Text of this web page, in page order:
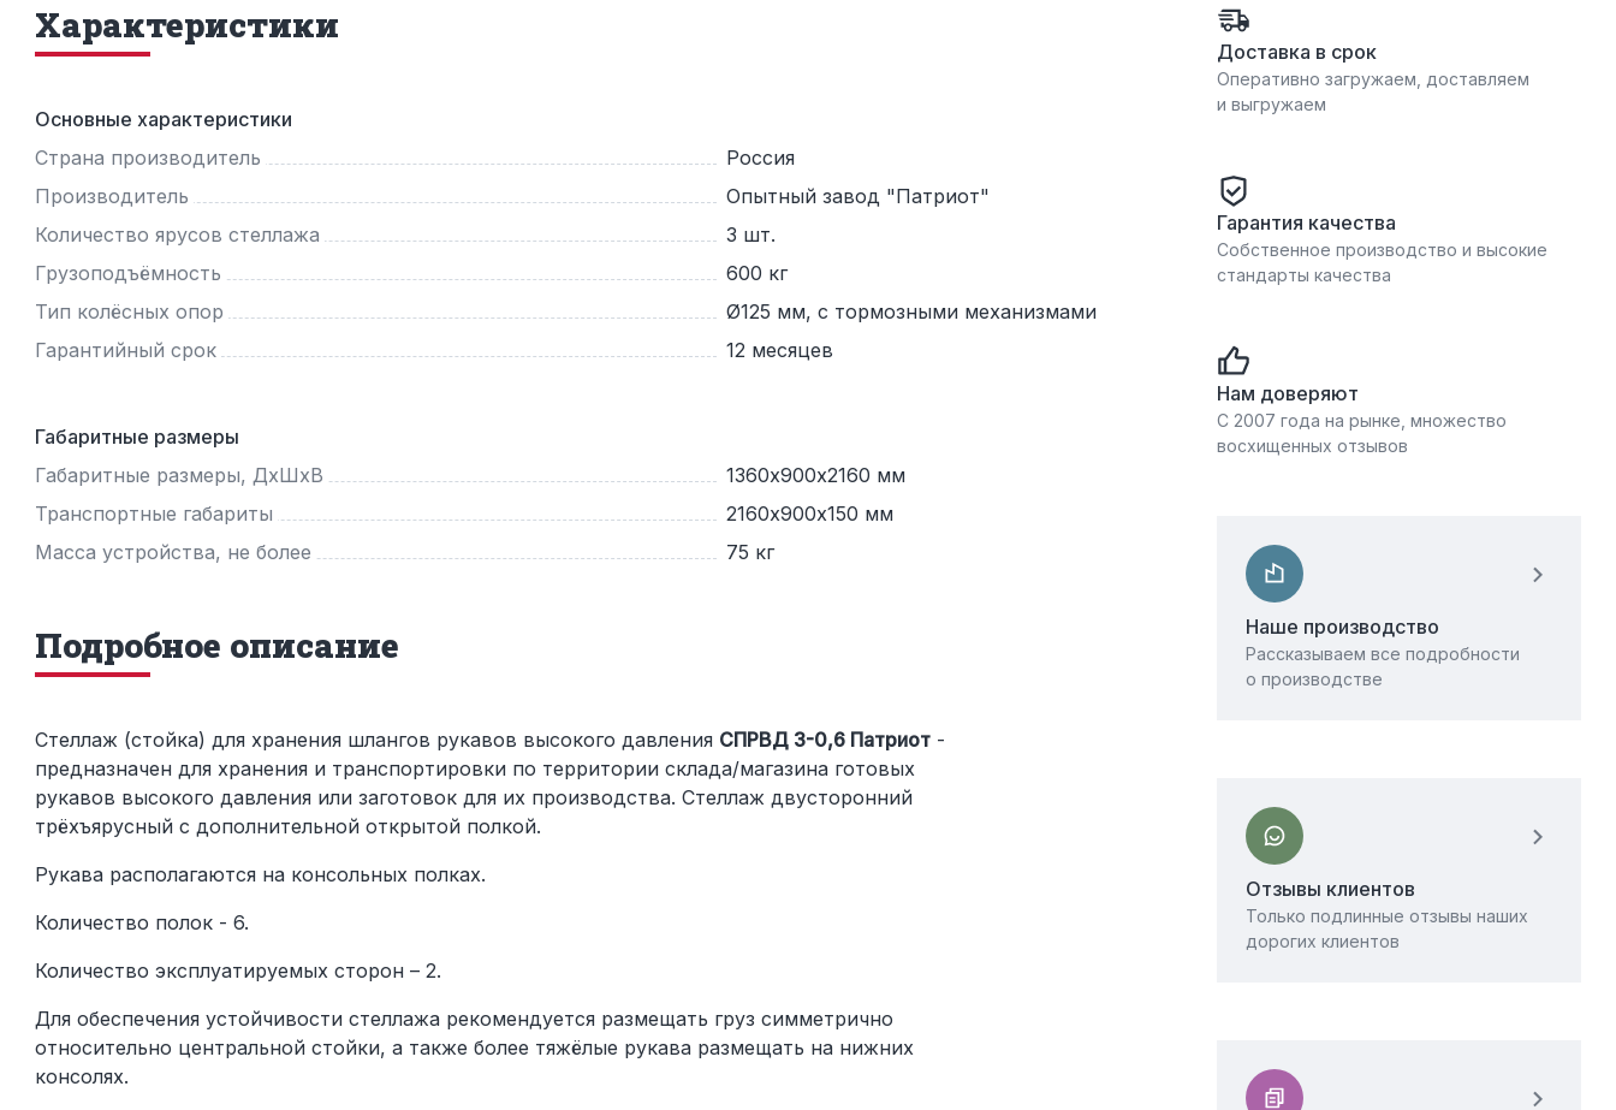
Характеристики
Основные характеристики
Страна производитель
Россия
Производитель
Опытный завод "Патриот"
Количество ярусов стеллажа
3 шт.
Грузоподъёмность
600 кг
Тип колёсных опор
Ø125 мм, с тормозными механизмами
Гарантийный срок
12 месяцев
Габаритные размеры
Габаритные размеры, ДхШхВ
1360х900х2160 мм
Транспортные габариты
2160х900х150 мм
Масса устройства, не более
75 кг
Подробное описание
Стеллаж (стойка) для хранения шлангов рукавов высокого давления СПРВД 3-0,6 Патриот -
предназначен для хранения и транспортировки по территории склада/магазина готовых
рукавов высокого давления или заготовок для их производства. Стеллаж двусторонний
трёхъярусный с дополнительной открытой полкой.
Рукава располагаются на консольных полках.
Количество полок - 6.
Количество эксплуатируемых сторон – 2.
Для обеспечения устойчивости стеллажа рекомендуется размещать груз симметрично
относительно центральной стойки, а также более тяжёлые рукава размещать на нижних
консолях.
Доставка в срок
Оперативно загружаем, доставляем
и выгружаем
Гарантия качества
Собственное производство и высокие
стандарты качества
Нам доверяют
С 2007 года на рынке, множество
восхищенных отзывов
Наше производство
Рассказываем все подробности
о производстве
Отзывы клиентов
Только подлинные отзывы наших
дорогих клиентов